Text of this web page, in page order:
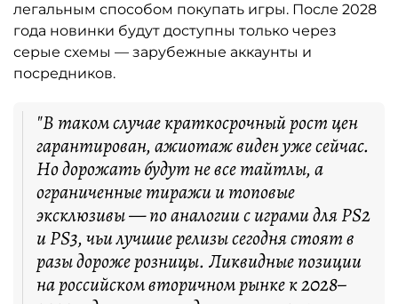
легальным способом покупать игры. После 2028
года новинки будут доступны только через
серые схемы — зарубежные аккаунты и
посредников.
"В таком случае краткосрочный рост цен
гарантирован, ажиотаж виден уже сейчас.
Но дорожать будут не все тайтлы, а
ограниченные тиражи и топовые
эксклюзивы — по аналогии с играми для PS2
и PS3, чьи лучшие релизы сегодня стоят в
разы дороже розницы. Ликвидные позиции
на российском вторичном рынке к 2028–